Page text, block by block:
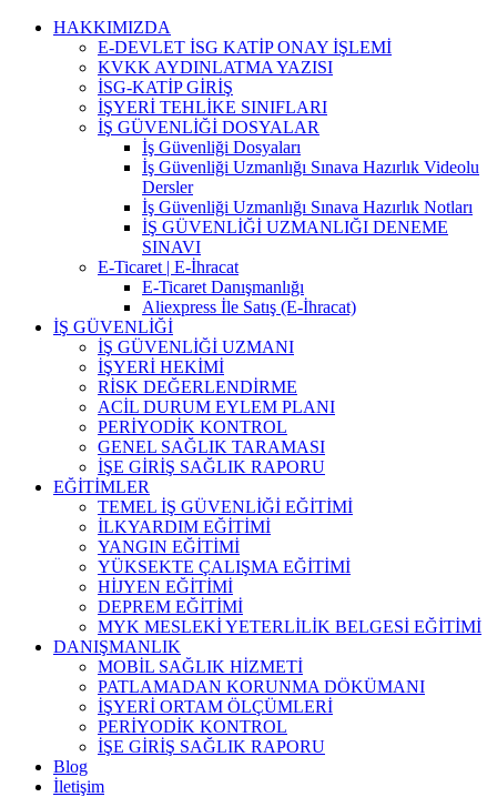
Skip
HAKKIMIZDA
E-DEVLET İSG KATİP ONAY İŞLEMİ
KVKK AYDINLATMA YAZISI
İSG-KATİP GİRİŞ
İŞYERİ TEHLİKE SINIFLARI
İŞ GÜVENLİĞİ DOSYALAR
İş Güvenliği Dosyaları
İş Güvenliği Uzmanlığı Sınava Hazırlık Videolu
Dersler
İş Güvenliği Uzmanlığı Sınava Hazırlık Notları
İŞ GÜVENLİĞİ UZMANLIĞI DENEME
SINAVI
E-Ticaret | E-İhracat
E-Ticaret Danışmanlığı
Aliexpress İle Satış (E-İhracat)
İŞ GÜVENLİĞİ
İŞ GÜVENLİĞİ UZMANI
İŞYERİ HEKİMİ
RİSK DEĞERLENDİRME
ACİL DURUM EYLEM PLANI
PERİYODİK KONTROL
GENEL SAĞLIK TARAMASI
İŞE GİRİŞ SAĞLIK RAPORU
EĞİTİMLER
TEMEL İŞ GÜVENLİĞİ EĞİTİMİ
İLKYARDIM EĞİTİMİ
YANGIN EĞİTİMİ
YÜKSEKTE ÇALIŞMA EĞİTİMİ
HİJYEN EĞİTİMİ
DEPREM EĞİTİMİ
MYK MESLEKİ YETERLİLİK BELGESİ EĞİTİMİ
DANIŞMANLIK
MOBİL SAĞLIK HİZMETİ
PATLAMADAN KORUNMA DÖKÜMANI
İŞYERİ ORTAM ÖLÇÜMLERİ
PERİYODİK KONTROL
İŞE GİRİŞ SAĞLIK RAPORU
Blog
İletişim